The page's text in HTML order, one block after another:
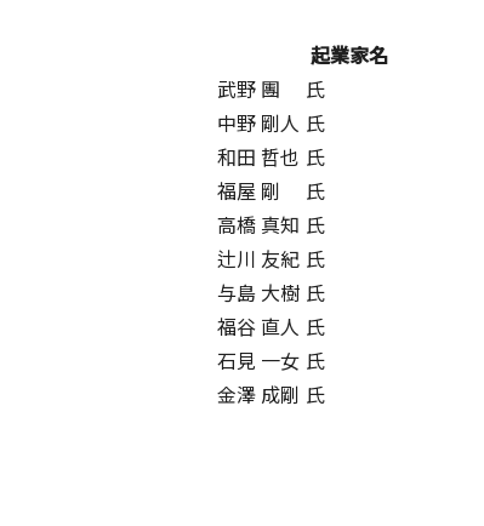
起業家名
武野 團 氏
中野 剛人 氏
和田 哲也 氏
福屋 剛 氏
高橋 真知 氏
辻川 友紀 氏
与島 大樹 氏
福谷 直人 氏
石見 一女 氏
金澤 成剛 氏